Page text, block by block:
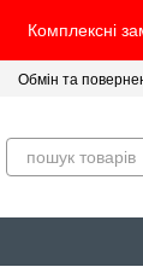
Комплексні
Обмін та